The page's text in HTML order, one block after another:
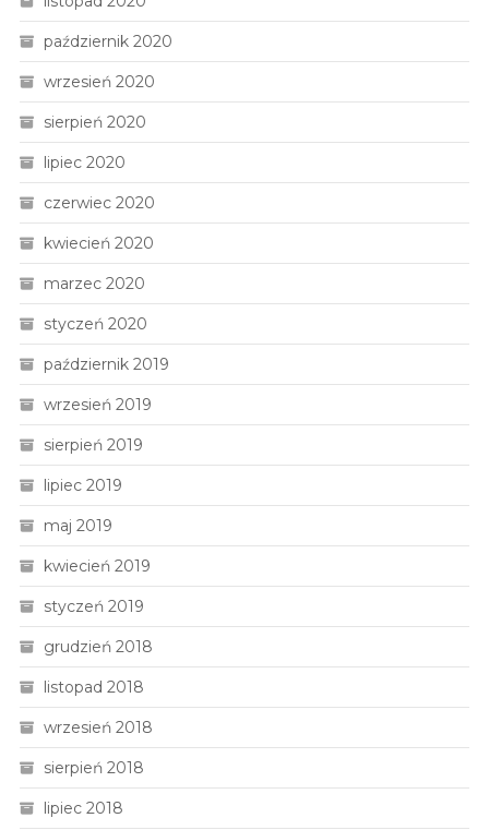
październik 2020
wrzesień 2020
sierpień 2020
lipiec 2020
czerwiec 2020
kwiecień 2020
marzec 2020
styczeń 2020
październik 2019
wrzesień 2019
sierpień 2019
lipiec 2019
maj 2019
kwiecień 2019
styczeń 2019
grudzień 2018
listopad 2018
wrzesień 2018
sierpień 2018
lipiec 2018